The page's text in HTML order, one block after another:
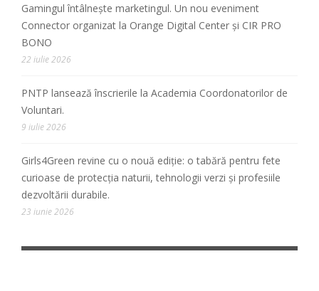
Gamingul întâlnește marketingul. Un nou eveniment
Connector organizat la Orange Digital Center și CIR PRO
BONO
22 iulie 2026
PNTP lansează înscrierile la Academia Coordonatorilor de
Voluntari.
9 iulie 2026
Girls4Green revine cu o nouă ediție: o tabără pentru fete
curioase de protecția naturii, tehnologii verzi și profesiile
dezvoltării durabile.
23 iunie 2026